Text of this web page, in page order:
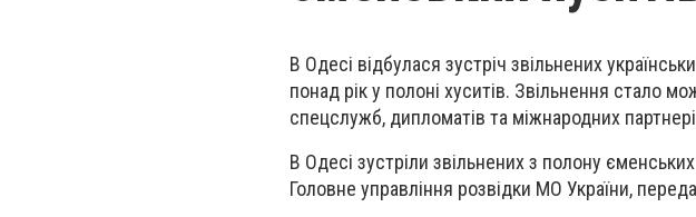
В Одесі відбулася зустріч звільнених
понад рік у полоні хуситів. Звільнення стало
спецслужб, дипломатів та міжнародних
В Одесі зустріли звільнених з полону
Головне управління розвідки МО України,